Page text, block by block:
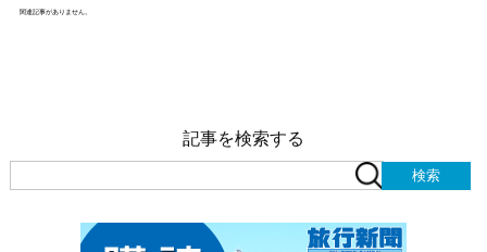
関連記事がありません。
記事を検索する